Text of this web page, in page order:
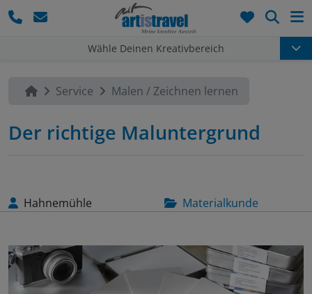
Wähle Deinen Kreativbereich
Service Malen / Zeichnen lernen
Der richtige Maluntergrund
Hahnemühle Materialkunde